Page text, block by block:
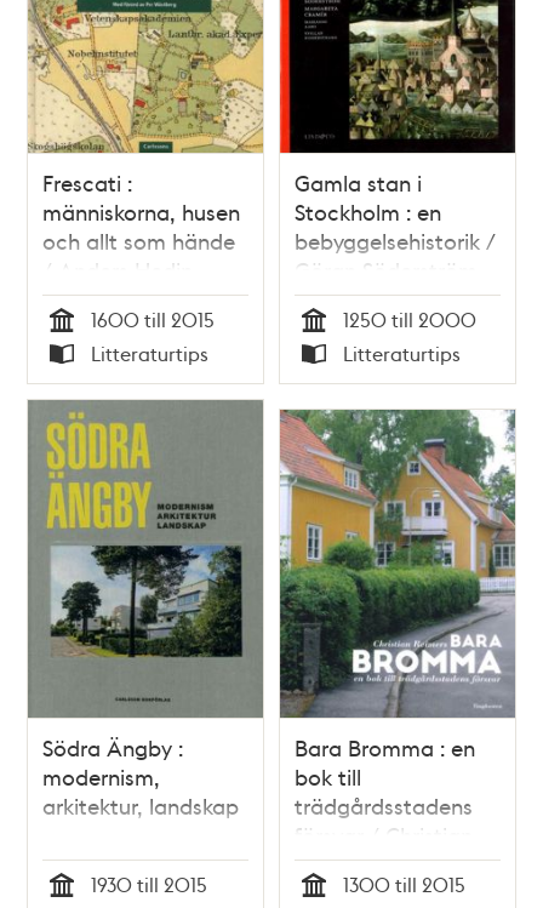
Frescati :
människorna, husen
och allt som hände
/ Anders Hedin
Tid
1600 till 2015
Typ
Litteraturtips
Gamla stan i
Stockholm : en
bebyggelsehistorik /
Göran Söderström,
Margareta Cramér
Tid
1250 till 2000
Typ
Litteraturtips
Södra Ängby :
modernism,
arkitektur, landskap
1930 till 2015
Bara Bromma : en
bok till
trädgårdsstadens
försvar / Christian
Reimers
1300 till 2015